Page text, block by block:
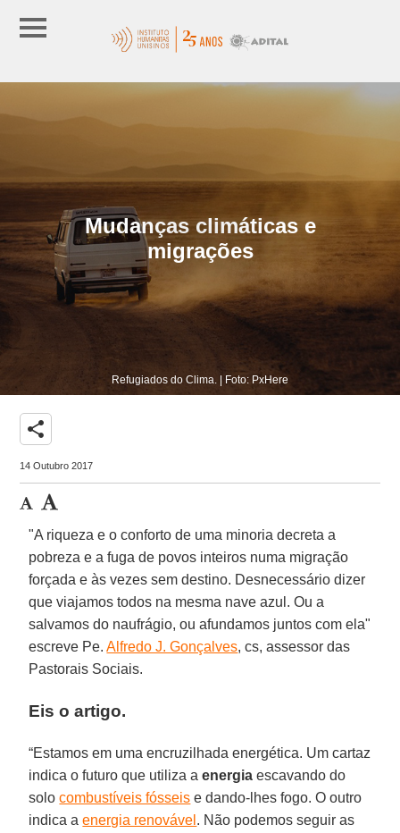
Mudanças climáticas e
migrações
Refugiados do Clima. | Foto: PxHere
share
14 Outubro 2017
"A riqueza e o conforto de uma minoria decreta a
pobreza e a fuga de povos inteiros numa migração
forçada e às vezes sem destino. Desnecessário dizer
que viajamos todos na mesma nave azul. Ou a
salvamos do naufrágio, ou afundamos juntos com ela"
escreve Pe.Alfredo J. Gonçalves, cs, assessor das
Pastorais Sociais.
Eis o artigo.
“Estamos em uma encruzilhada energética. Um cartaz
indica o futuro que utiliza aenergia escavando do
solocombustíveis fósseis e dando-lhes fogo. O outro
indica aenergia renovável . Não podemos seguir as